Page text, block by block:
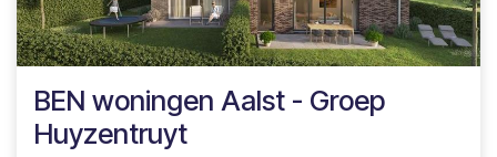
BEN woningen Aalst - Groep
Huyzentruyt